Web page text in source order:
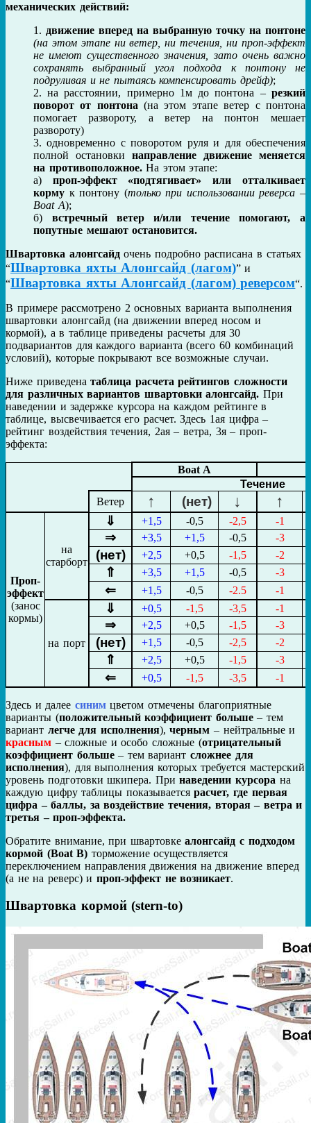
механических действий:
движение вперед на выбранную точку на понтоне
(на этом этапе ни ветер, ни течения, ни проп-эффект
не имеют существенного значения, зато очень важно
сохранять выбранный угол подхода к понтону не
подруливая и не пытаясь компенсировать дрейф);
на расстоянии, примерно 1м до понтона – резкий
поворот от понтона (на этом этапе ветер с понтона
помогает развороту, а ветер на понтон мешает
развороту)
одновременно с поворотом руля и для обеспечения
полной остановки направление движение меняется
на противоположное.На этом этапе:
а) проп-эффект «подтягивает» или отталкивает
корму к понтону (только при использовании реверса –
Boat A);
б) встречный ветер и/или течение помогают, а
попутные мешают остановится.
Швартовка алонгсайдочень подробно расписана в статьях
“Швартовка яхты Алонгсайд (лагом)” и
“Швартовка яхты Алонгсайд (лагом) реверсом“.
В примере рассмотрено 2 основных варианта выполнения
швартовки алонгсайд (на движении вперед носом и
кормой), а в таблице приведены расчеты для 30
подвариантов для каждого варианта (всего 60 комбинаций
условий), которые покрывают все возможные случаи.
Ниже приведенатаблица расчета рейтингов сложности
для различных вариантов швартовки алонгсайд. При
наведении и задержке курсора на каждом рейтинге в
таблице, высвечивается его расчет. Здесь 1ая цифра –
рейтинг воздействия течения, 2ая – ветра, 3я – проп-
эффекта:
Boat A
Течение
Ветер
↑ (нет) ↓ ↑
Проп-
эффект
(занос
кормы)
на
старборт
⇓ +1,5 -0,5 -2,5 -1
⇒ +3,5 +1,5 -0,5 -3
(нет) +2,5 +0,5 -1,5 -2
⇑ +3,5 +1,5 -0,5 -3
⇐ +1,5 -0,5 -2.5 -1
на порт
⇓ +0,5 -1,5 -3,5 -1
⇒ +2,5 +0,5 -1,5 -3
(нет) +1,5 -0,5 -2,5 -2
⇑ +2,5 +0,5 -1,5 -3
⇐ +0,5 -1,5 -3,5 -1
Здесь и далее синимцветом отмечены благоприятные
варианты (положительный коэффициент больше– тем
вариант легче для исполнения),черным – нейтральные и
красным – сложные и особо сложные (отрицательный
коэффициент больше– тем вариантсложнее для
исполнения), для выполнения которых требуется мастерский
уровень подготовки шкипера. При наведении курсора на
каждую цифру таблицы показываетсярасчет, где первая
цифра – баллы, за воздействие течения, вторая – ветра и
третья – проп-эффекта.
Обратите внимание, при швартовкеалонгсайд с подходом
кормой (Boat B) торможение осуществляется
переключением направления движения на движение вперед
(а не на реверс) и проп-эффект не возникает.
Швартовка кормой (stern-tо)